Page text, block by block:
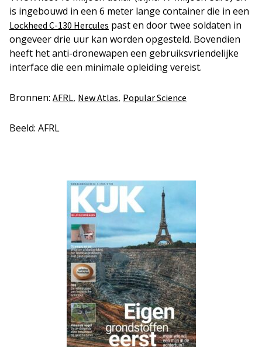
is ingebouwd in een 6 meter lange container die in een
Lockheed C-130 Hercules past en door twee soldaten in
ongeveer drie uur kan worden opgesteld. Bovendien
heeft het anti-dronewapen een gebruiksvriendelijke
interface die een minimale opleiding vereist.
Bronnen: AFRL, New Atlas, Popular Science
Beeld: AFRL